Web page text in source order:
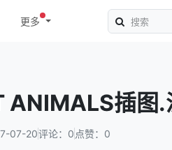
更多
ANIMALS插图.
07-20评论：0 点赞：0